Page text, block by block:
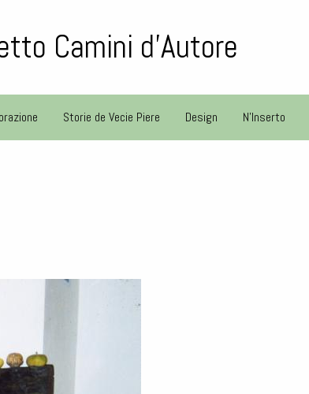
Camini d'Autore
Storie de Vecie Piere Design N'Inserto